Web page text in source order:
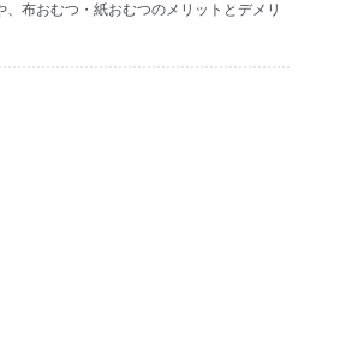
布おむつ・紙おむつのメリットとデメリ